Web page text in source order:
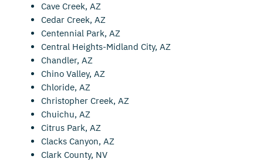
Cave Creek, AZ
Cedar Creek, AZ
Centennial Park, AZ
Central Heights-Midland City, AZ
Chandler, AZ
Chino Valley, AZ
Chloride, AZ
Christopher Creek, AZ
Chuichu, AZ
Citrus Park, AZ
Clacks Canyon, AZ
Clark County, NV